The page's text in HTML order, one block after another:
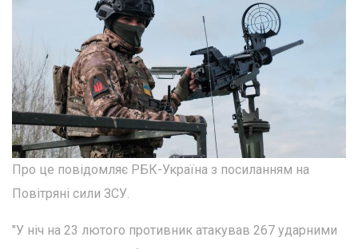
Про це повідомляє РБК-Україна з посиланням на
Повітряні сили ЗСУ.
"У ніч на 23 лютого противник атакував 267 ударними